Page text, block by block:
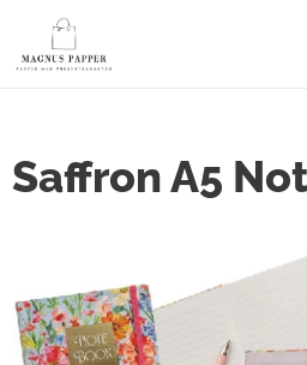
Saffron A5